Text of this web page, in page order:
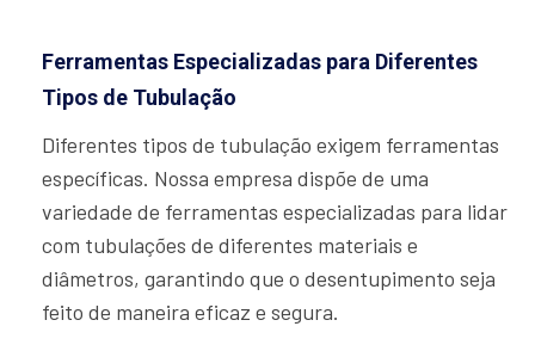
Ferramentas Especializadas para Diferentes
Tipos de Tubulação
Diferentes tipos de tubulação exigem ferramentas
específicas. Nossa empresa dispõe de uma
variedade de ferramentas especializadas para lidar
com tubulações de diferentes materiais e
diâmetros, garantindo que o desentupimento seja
feito de maneira eficaz e segura.